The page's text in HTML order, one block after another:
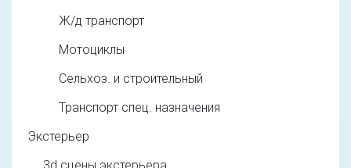
Ж/д транспорт
Мотоциклы
Сельхоз. и строительный
Транспорт спец. назначения
Экстерьер
3d cцены экстерьера